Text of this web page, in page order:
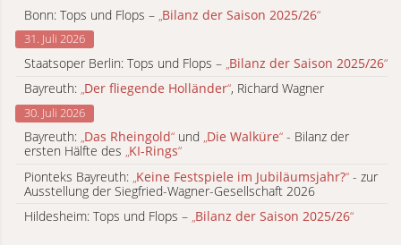
Bonn: Tops und Flops – „Bilanz der Saison 2025/26“
31. Juli 2026
Staatsoper Berlin: Tops und Flops – „Bilanz der Saison 2025/26“
Bayreuth: „Der fliegende Holländer“, Richard Wagner
30. Juli 2026
Bayreuth: „Das Rheingold“ und „Die Walküre“ - Bilanz der
ersten Hälfte des „KI-Rings“
Pionteks Bayreuth: Keine Festspiele im Jubiläumsjahr?“ - zur
Ausstellung der Siegfried-Wagner-Gesellschaft 2026
Hildesheim: Tops und Flops – Bilanz der Saison 2025/26“